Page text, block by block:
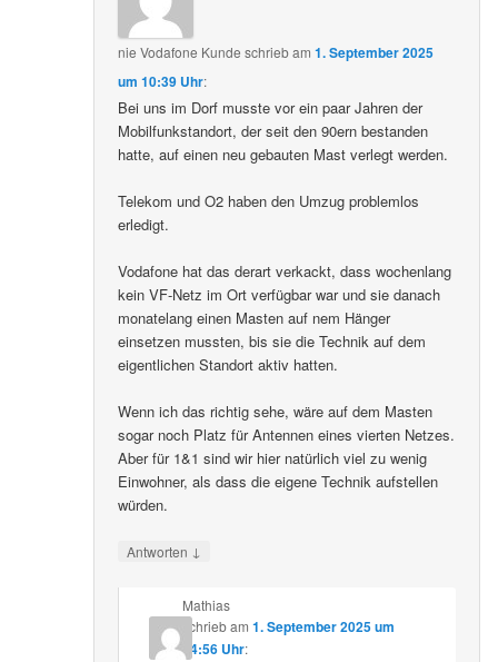
nie Vodafone Kunde schriebam1. September 2025
um 10:39 Uhr:
Bei uns im Dorf musste vor ein paar Jahren der
Mobilfunkstandort, der seit den 90ern bestanden
hatte, auf einen neu gebauten Mast verlegt werden.
Telekom und O2 haben den Umzug problemlos
erledigt.
Vodafone hat das derart verkackt, dass wochenlang
kein VF-Netz im Ort verfügbar war und sie danach
monatelang einen Masten auf nem Hänger
einsetzen mussten, bis sie die Technik auf dem
eigentlichen Standort aktiv hatten.
Wenn ich das richtig sehe, wäre auf dem Masten
sogar noch Platz für Antennen eines vierten Netzes.
Aber für 1&1 sind wir hier natürlich viel zu wenig
Einwohner, als dass die eigene Technik aufstellen
würden.
Antworten ↓
Mathias
schriebam 1. September 2025 um
14:56 Uhr: